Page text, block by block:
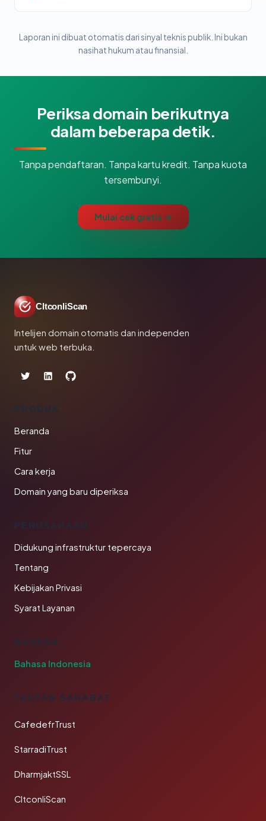
Laporan ini dibuat otomatis dari sinyal teknis publik. Ini bukan
nasihat hukum atau finansial.
Periksa domain berikutnya
dalam beberapa detik.
Tanpa pendaftaran. Tanpa kartu kredit. Tanpa kuota
tersembunyi.
Mulai cek gratis →
CltconliScan
Intelijen domain otomatis dan independen
untuk web terbuka.
PRODUK
Beranda
Fitur
Cara kerja
Domain yang baru diperiksa
PERUSAHAAN
Didukung infrastruktur tepercaya
Tentang
Kebijakan Privasi
Syarat Layanan
BAHASA
Bahasa Indonesia
TAUTAN SAHABAT
CafedefrTrust
StarradiTrust
DharmjaktSSL
CltconliScan